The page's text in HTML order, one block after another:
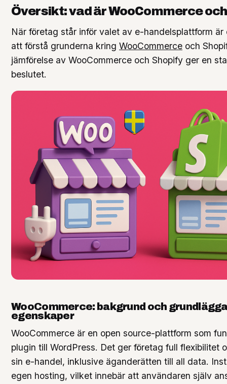
Översikt: vad är WooCommerce
När företag står inför valet av e-handelsplattform
att förstå grunderna kring WooCommerce och
jämförelse av WooCommerce och Shopify ger en
beslutet.
WooCommerce: bakgrund och
egenskaper
WooCommerce är en open source-plattform som
plugin till WordPress. Det ger företag full flexibilitet
sin e-handel, inklusive äganderätten till all data.
egen hosting, vilket innebär att användaren själv